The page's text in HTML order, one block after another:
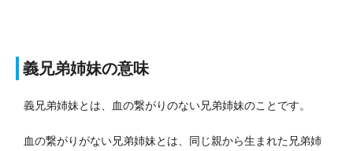
義兄弟姉妹の意味
義兄弟姉妹とは、血の繋がりのない兄弟姉妹のことです。
血の繋がりがない兄弟姉妹とは、同じ親から生まれた兄弟姉